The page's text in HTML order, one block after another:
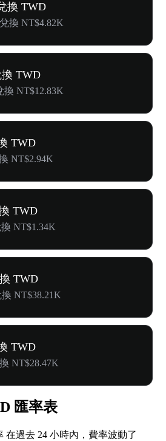
換 TWD
換 NT$4.82K
TWD
換 NT$12.83K
TWD
NT$2.94K
TWD
NT$1.34K
TWD
NT$38.21K
TWD
NT$28.47K
匯率表
在過去 24 小時內，費率波動了